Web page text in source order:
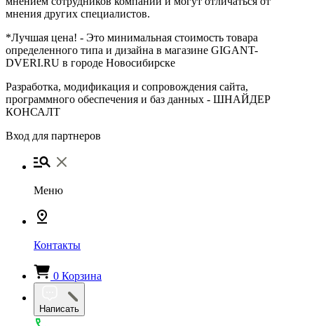
мнения других специалистов.
*Лучшая цена! - Это минимальная стоимость товара
определенного типа и дизайна в магазине GIGANT-
DVERI.RU в городе Новосибирске
Разработка, модификация и сопровождения сайта,
программного обеспечения и баз данных - ШНАЙДЕР
КОНСАЛТ
Вход для партнеров
Меню
Контакты
0 Корзина
Написать